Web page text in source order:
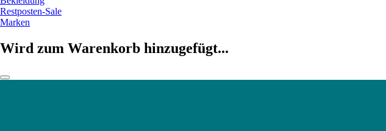
Restposten-Sale
Marken
Wird zum Warenkorb hinzugefügt...